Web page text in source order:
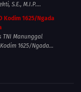
S.E., M.I.P....
Kodim 1625/Ngada
TNI Manunggal
1625/Ngada...